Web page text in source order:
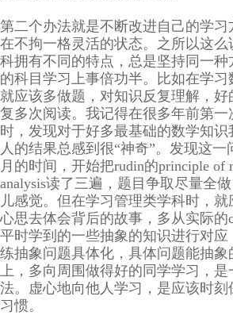
第二个办法就是不断改进自己的学
在不拘一格灵活的状态。之所以这么
科拥有不同的特点，总是坚持同一
的科目学习上事倍功半。比如在学习
就应该多做题，对知识反复理解，好
复多次阅读。我记得在很多年前第一
时，发现对于好多最基础的数学知识
人的结果总感到很“神奇”。发现这
月的时间，开始把rudin的principle of
analysis读了三遍，题目争取尽量全
儿感觉。但在学习管理类学科时，
心思去体会背后的故事，多从实际的
平时学到的一些抽象的知识进行对应
练抽象问题具体化，具体问题能抽象
上，多向周围做得好的同学学习，
法。虚心地向他人学习，是应该时刻
习惯。